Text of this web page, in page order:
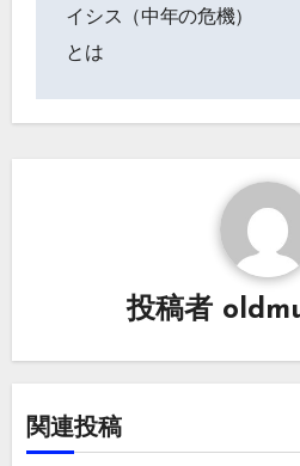
ナ
ビ
イシス（中年の危機）
とは
投稿者
関連投稿